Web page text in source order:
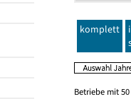
komplett
Betriebe mit